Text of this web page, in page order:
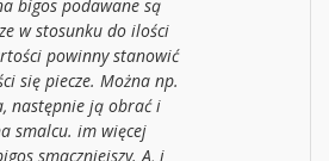
bigos podawane są
w stosunku do ilości
powinny stanowić
się piecze. Można np.
następnie ją obrać i
smalcu. im więcej
smaczniejszy. A, i